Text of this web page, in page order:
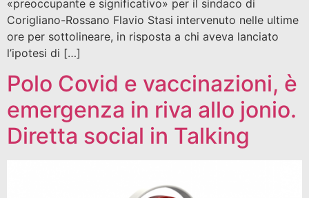
«preoccupante e significativo» per il sindaco di
Corigliano-Rossano Flavio Stasi intervenuto nelle ultime
ore per sottolineare, in risposta a chi aveva lanciato
l’ipotesi di […]
Polo Covid e vaccinazioni, è
emergenza in riva allo jonio.
Diretta social in Talking